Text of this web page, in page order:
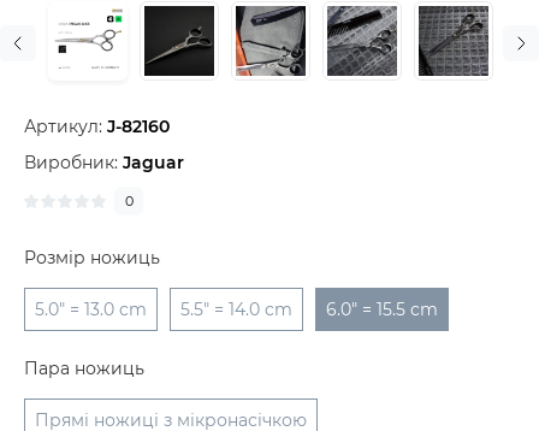
Артикул: J-82160
Виробник: Jaguar
0
Розмір ножиць
5.0" = 13.0 cm 5.5" = 14.0 cm 6.0" = 15.5 cm
Пара ножиць
Прямі ножиці з мікронасічкою